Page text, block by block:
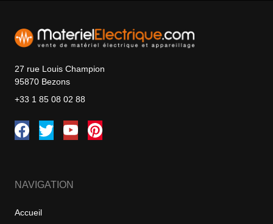
27 rue Louis Champion
95870 Bezons
+33 1 85 08 02 88
NAVIGATION
Accueil